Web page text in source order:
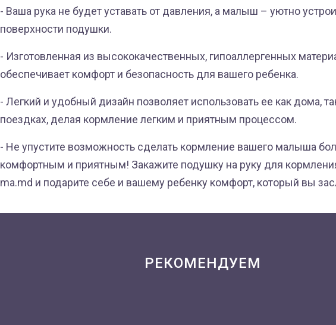
- Ваша рука не будет уставать от давления, а малыш – уютно
поверхности подушки.
- Изготовленная из высококачественных, гипоаллергенных
обеспечивает комфорт и безопасность для вашего ребенка.
- Легкий и удобный дизайн позволяет использовать ее как дома,
поездках, делая кормление легким и приятным процессом.
- Не упустите возможность сделать кормление вашего малыша
комфортным и приятным! Закажите подушку на руку для
ma.md и подарите себе и вашему ребенку комфорт, который вы
РЕКОМЕНДУЕМ